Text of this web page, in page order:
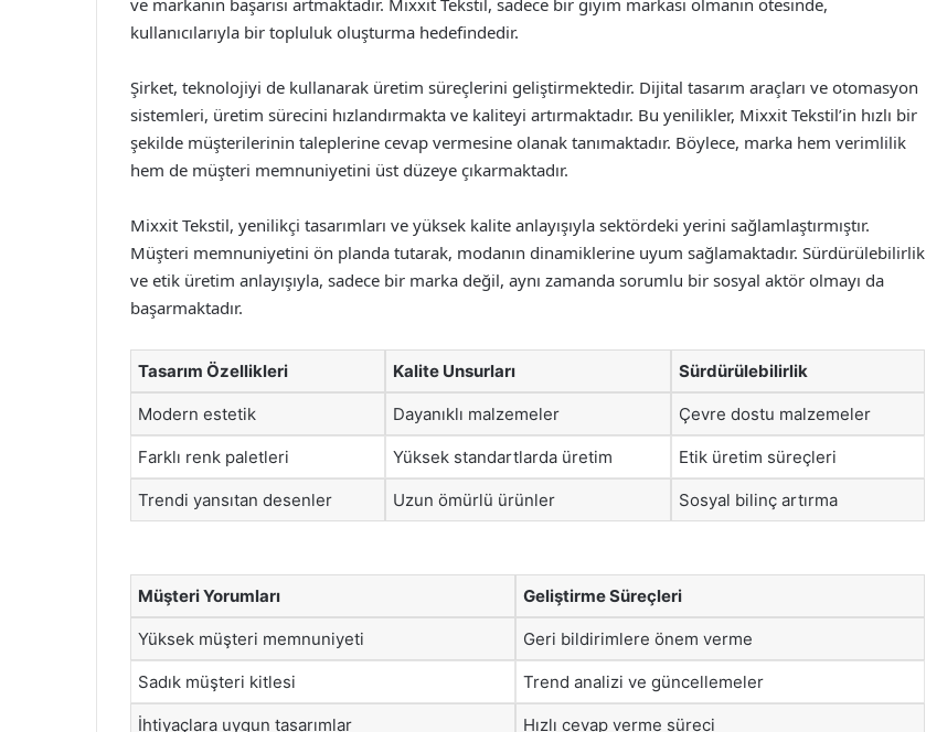
ve markanın başarısı artmaktadır. Mixxit Tekstil, sadece bir giyim markası olmanın ötesinde,
kullanıcılarıyla bir topluluk oluşturma hedefindedir.
Şirket, teknolojiyi de kullanarak üretim süreçlerini geliştirmektedir. Dijital tasarım araçları ve otomasyon
sistemleri, üretim sürecini hızlandırmakta ve kaliteyi artırmaktadır. Bu yenilikler, Mixxit Tekstil’in hızlı bir
şekilde müşterilerinin taleplerine cevap vermesine olanak tanımaktadır. Böylece, marka hem verimlilik
hem de müşteri memnuniyetini üst düzeye çıkarmaktadır.
Mixxit Tekstil, yenilikçi tasarımları ve yüksek kalite anlayışıyla sektördeki yerini sağlamlaştırmıştır.
Müşteri memnuniyetini ön planda tutarak, modanın dinamiklerine uyum sağlamaktadır. Sürdürülebilirlik
ve etik üretim anlayışıyla, sadece bir marka değil, aynı zamanda sorumlu bir sosyal aktör olmayı da
başarmaktadır.
Tasarım Özellikleri Kalite Unsurları Sürdürülebilirlik
Modern estetik Dayanıklı malzemeler Çevre dostu malzemeler
Farklı renk paletleri Yüksek standartlarda üretim Etik üretim süreçleri
Trendi yansıtan desenler Uzun ömürlü ürünler Sosyal bilinç artırma
Müşteri Yorumları Geliştirme Süreçleri
Yüksek müşteri memnuniyeti Geri bildirimlere önem verme
Sadık müşteri kitlesi Trend analizi ve güncellemeler
İhtiyaçlara uygun tasarımlar Hızlı cevap verme süreci